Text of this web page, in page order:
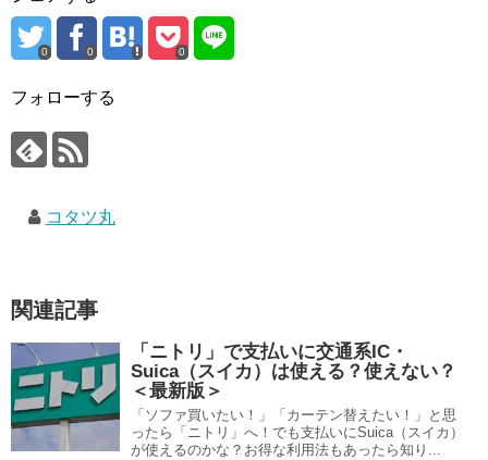
0 0 0
フォローする
コタツ丸
関連記事
「ニトリ」で支払いに交通系IC・
Suica（スイカ）は使える？使えない？
＜最新版＞
「ソファ買いたい！」「カーテン替えたい！」と思
ったら「ニトリ」へ！でも支払いにSuica（スイカ）
が使えるのかな？お得な利用法もあったら知り...